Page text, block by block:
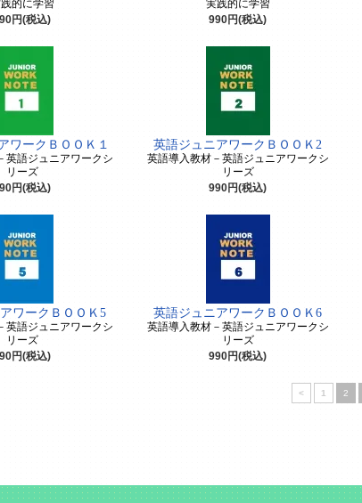
的に学習
円(税込)
実践的に学習
990円(税込)
ワークＢＯＯＫ１
英語ジュニアワークシ
リーズ
円(税込)
英語ジュニアワークＢＯＯＫ2
英語導入教材－英語ジュニアワークシ
リーズ
990円(税込)
ワークＢＯＯＫ5
英語ジュニアワークシ
リーズ
円(税込)
英語ジュニアワークＢＯＯＫ6
英語導入教材－英語ジュニアワークシ
リーズ
990円(税込)
< 1 2